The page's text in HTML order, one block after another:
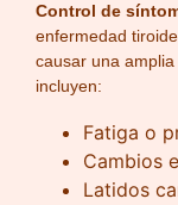
Control de
enfermedad
causar una
incluyen:
Fatiga o
Cambios
Latidos